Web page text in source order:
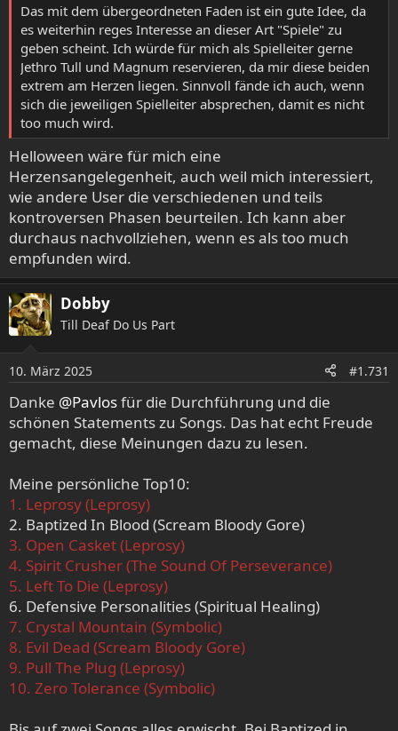
Das mit dem übergeordneten Faden ist ein gute Idee, da
es weiterhin reges Interesse an dieser Art "Spiele" zu
geben scheint. Ich würde für mich als Spielleiter gerne
Jethro Tull und Magnum reservieren, da mir diese beiden
extrem am Herzen liegen. Sinnvoll fände ich auch, wenn
sich die jeweiligen Spielleiter absprechen, damit es nicht
too much wird.
Helloween wäre für mich eine
Herzensangelegenheit, auch weil mich interessiert,
wie andere User die verschiedenen und teils
kontroversen Phasen beurteilen. Ich kann aber
durchaus nachvollziehen, wenn es als too much
empfunden wird.
Dobby
Till Deaf Do Us Part
10. März 2025 #1.731
Danke @Pavlosfür die Durchführung und die
schönen Statements zu Songs. Das hat echt Freude
gemacht, diese Meinungen dazu zu lesen.
Meine persönliche Top10:
1. Leprosy (Leprosy)
2. Baptized In Blood (Scream Bloody Gore)
3. Open Casket (Leprosy)
4. Spirit Crusher (The Sound Of Perseverance)
5. Left To Die (Leprosy)
6. Defensive Personalities (Spiritual Healing)
7. Crystal Mountain (Symbolic)
8. Evil Dead (Scream Bloody Gore)
9. Pull The Plug (Leprosy)
10. Zero Tolerance (Symbolic)